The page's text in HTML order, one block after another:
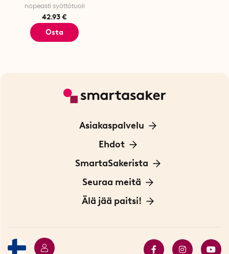
nopeasti syöttötuoli
42.93 €
Osta
Asiakaspalvelu
Ota yhteyttä
Ehdot
Tietoa evästeistä
Yksityisyydensuoja
Sopimusehdot
SmartaSakerista
Meistä
Myymälä Tukholmassa
Seuraa meitä
Innovaattoriblogi
Älä jää paitsi!